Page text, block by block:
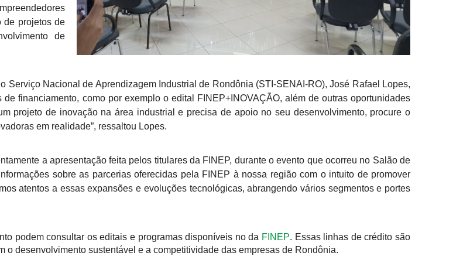
de projetos de
de
Serviço Nacional de Aprendizagem Industrial de Rondônia (STI-SENAI-RO), José Rafael Lopes,
financiamento, como por exemplo o edital FINEP+INOVAÇÃO, além de outras oportunidades
projeto de inovação na área industrial e precisa de apoio no seu desenvolvimento, procure o
em realidade”, ressaltou Lopes.
a apresentação feita pelos titulares da FINEP, durante o evento que ocorreu no Salão de
sobre as parcerias oferecidas pela FINEP à nossa região com o intuito de promover
atentos a essas expansões e evoluções tecnológicas, abrangendo vários segmentos e portes
podem consultar os editais e programas disponíveis no da FINEP. Essas linhas de crédito são
desenvolvimento sustentável e a competitividade das empresas de Rondônia.